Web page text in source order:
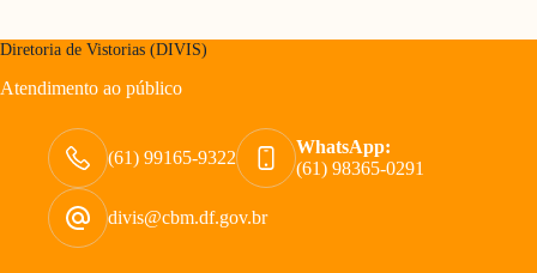
Diretoria de Vistorias (DIVIS)
Atendimento ao público
(61) 99165-9322
WhatsApp:
(61) 98365-0291
divis@cbm.df.gov.br